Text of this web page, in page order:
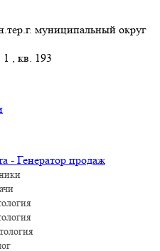
муниципальный округ
, кв. 193
- Генератор продаж